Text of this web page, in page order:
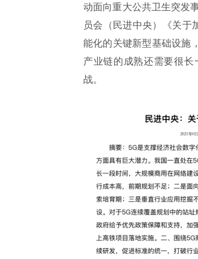
动面向重大公共卫生突发
员会（民进中央）《关于
能化的关键新型基础设施
产业链的成熟还需要很
战。